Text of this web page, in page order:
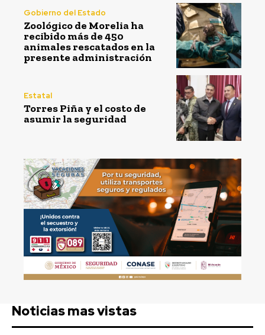
Gobierno del Estado
Zoológico de Morelia ha
recibido más de 450
animales rescatados en la
presente administración
Estatal
Torres Piña y el costo de
asumir la seguridad
Noticias mas vistas